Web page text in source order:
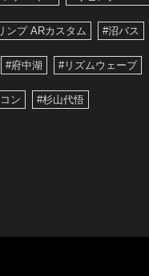
ンプ ARカスタム #沼バス
#府中湖 #リズムウェーブ
ン #杉山代悟